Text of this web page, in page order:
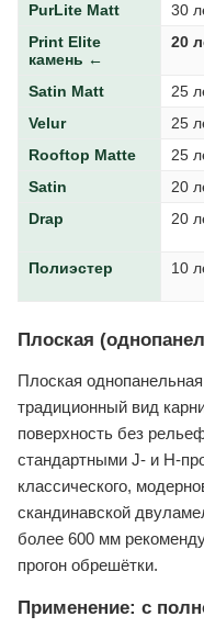
PurLite Matt 30
Print Elite
камень ←
20
Satin Matt 25
Velur
25
Rooftop Matte
25
Satin
20
Drap
20
Полиэстер
10
Плоская
Плоская
традиционный вид
поверхность без
стандартными J- и H-
классического,
скандинавской
более 600 мм
прогон обрешётки.
Применение: с